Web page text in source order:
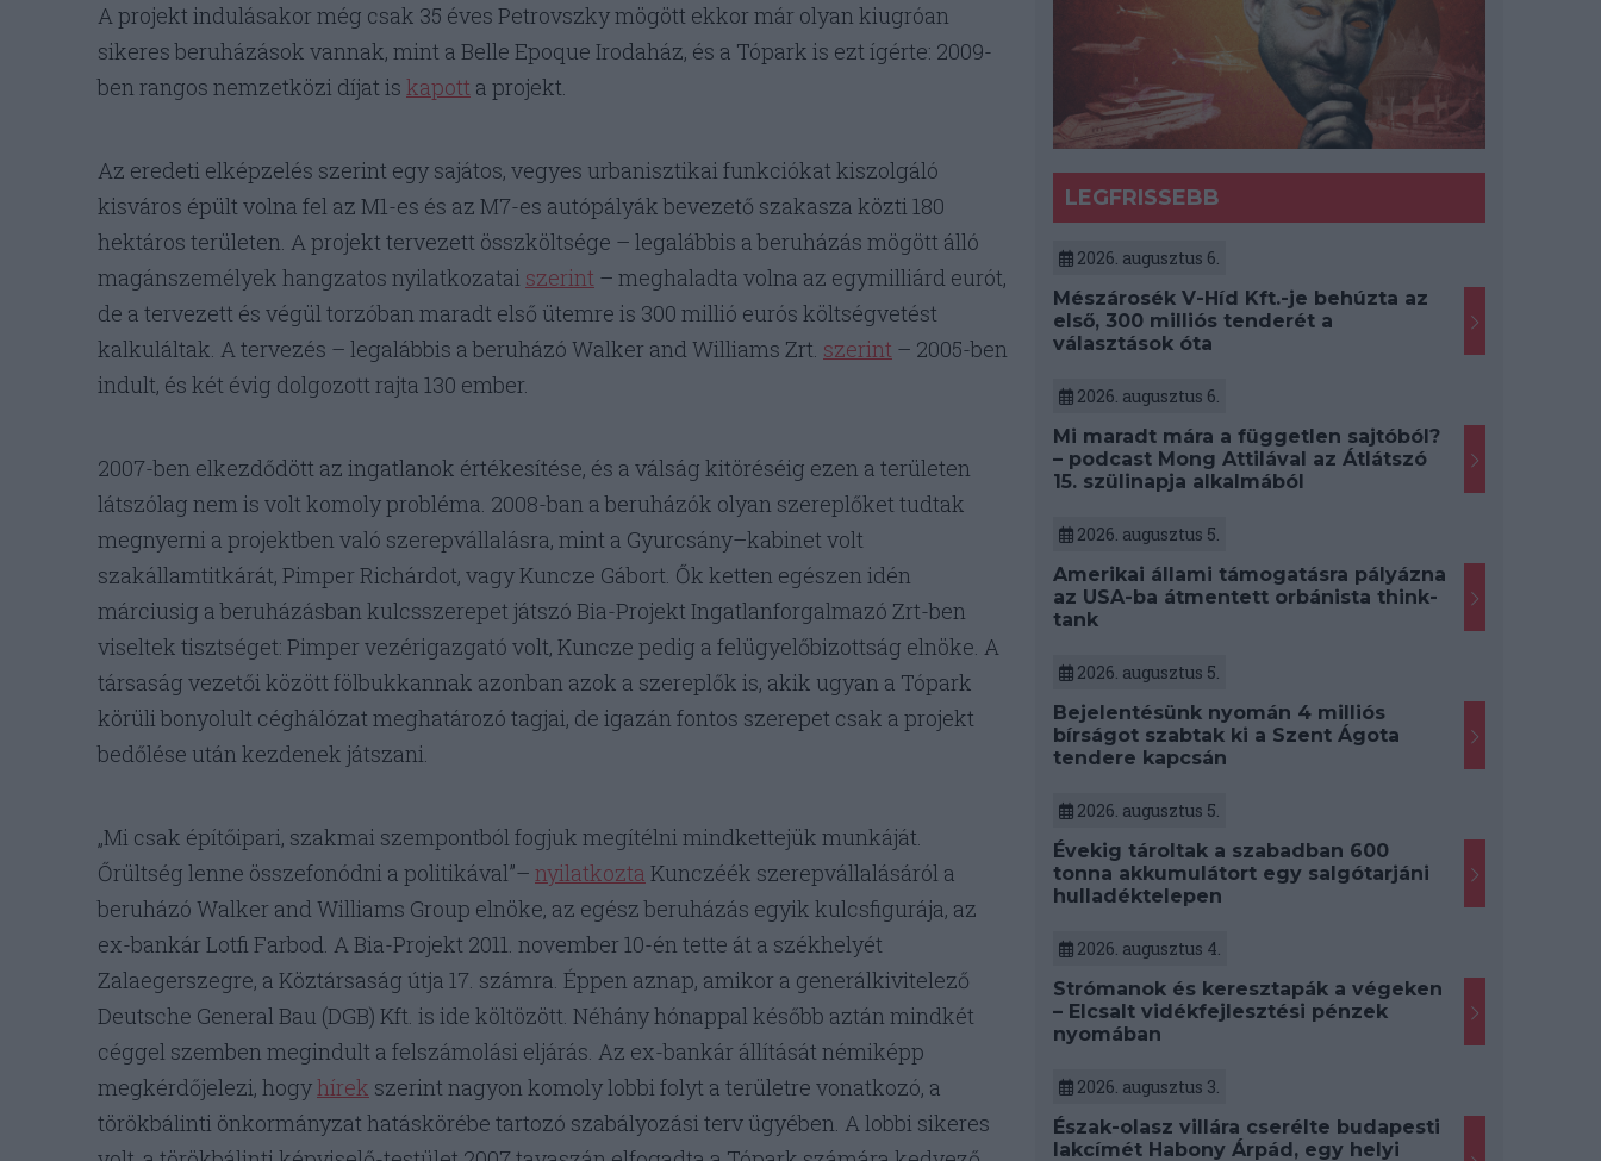
A projekt indulásakor még csak 35 éves Petrovszky mögött ekkor már olyan kiugróan
sikeres beruházások vannak, mint a Belle Epoque Irodaház, és a Tópark is ezt ígérte: 2009-
ben rangos nemzetközi díjat is kapott a projekt.
Az eredeti elképzelés szerint egy sajátos, vegyes urbanisztikai funkciókat kiszolgáló
kisváros épült volna fel az M1-es és az M7-es autópályák bevezető szakasza közti 180
hektáros területen. A projekt tervezett összköltsége – legalábbis a beruházás mögött álló
magánszemélyek hangzatos nyilatkozatai szerint – meghaladta volna az egymilliárd eurót,
de a tervezett és végül torzóban maradt első ütemre is 300 millió eurós költségvetést
kalkuláltak. A tervezés – legalábbis a beruházó Walker and Williams Zrt. szerint – 2005-ben
indult, és két évig dolgozott rajta 130 ember.
2007-ben elkezdődött az ingatlanok értékesítése, és a válság kitöréséig ezen a területen
látszólag nem is volt komoly probléma. 2008-ban a beruházók olyan szereplőket tudtak
megnyerni a projektben való szerepvállalásra, mint a Gyurcsány–kabinet volt
szakállamtitkárát, Pimper Richárdot, vagy Kuncze Gábort. Ők ketten egészen idén
márciusig a beruházásban kulcsszerepet játszó Bia-Projekt Ingatlanforgalmazó Zrt-ben
viseltek tisztséget: Pimper vezérigazgató volt, Kuncze pedig a felügyelőbizottság elnöke. A
társaság vezetői között fölbukkannak azonban azok a szereplők is, akik ugyan a Tópark
körüli bonyolult céghálózat meghatározó tagjai, de igazán fontos szerepet csak a projekt
bedőlése után kezdenek játszani.
„Mi csak építőipari, szakmai szempontból fogjuk megítélni mindkettejük munkáját.
Őrültség lenne összefonódni a politikával”– nyilatkozta Kunczéék szerepvállalásáról a
beruházó Walker and Williams Group elnöke, az egész beruházás egyik kulcsfigurája, az
ex-bankár Lotfi Farbod. A Bia-Projekt 2011. november 10-én tette át a székhelyét
Zalaegerszegre, a Köztársaság útja 17. számra. Éppen aznap, amikor a generálkivitelező
Deutsche General Bau (DGB) Kft. is ide költözött. Néhány hónappal később aztán mindkét
céggel szemben megindult a felszámolási eljárás. Az ex-bankár állítását némiképp
megkérdőjelezi, hogyhírek szerint nagyon komoly lobbi folyt a területre vonatkozó, a
törökbálinti önkormányzat hatáskörébe tartozó szabályozási terv ügyében. A lobbi sikeres
LEGFRISSEBB
2026. augusztus 6.
Mészárosék V-Híd Kft.-je behúzta az
első, 300 milliós tenderét a
választások óta
2026. augusztus 6.
Mi maradt mára a független sajtóból?
– podcast Mong Attilával az Átlátszó
15. szülinapja alkalmából
2026. augusztus 5.
Amerikai állami támogatásra pályázna
az USA-ba átmentett orbánista think-
tank
2026. augusztus 5.
Bejelentésünk nyomán 4 milliós
bírságot szabtak ki a Szent Ágota
tendere kapcsán
2026. augusztus 5.
Évekig tároltak a szabadban 600
tonna akkumulátort egy salgótarjáni
hulladéktelepen
2026. augusztus 4.
Strómanok és keresztapák a végeken
– Elcsalt vidékfejlesztési pénzek
nyomában
2026. augusztus 3.
Észak-olasz villára cserélte budapesti
lakcímét Habony Árpád, egy helyi